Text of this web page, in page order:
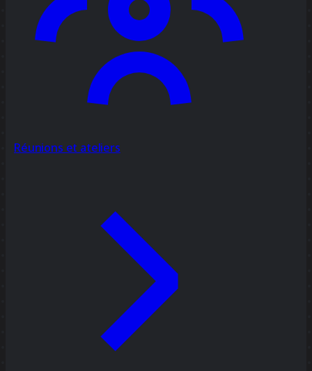
Réunions et ateliers